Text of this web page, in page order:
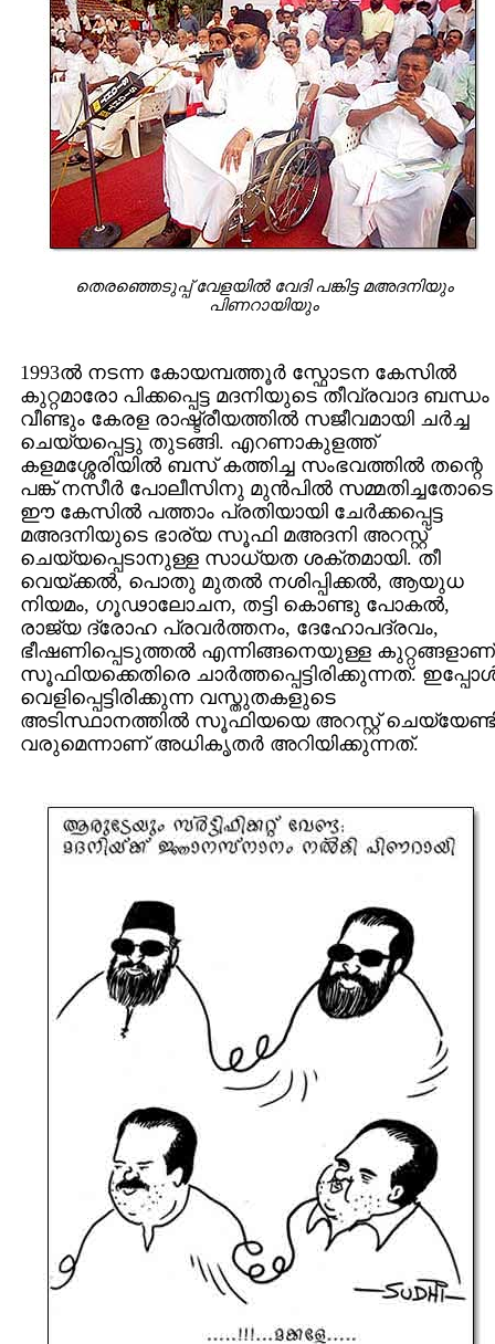
തെരഞ്ഞെടുപ്പ് വേളയില്‍ വേദി പങ്കിട്ട മ‌അദനിയും
പിണറായിയും
1993ല്‍ നടന്ന കോയമ്പത്തൂര്‍ സ്ഫോടന കേസില്‍
കുറ്റമാരോ പിക്കപ്പെട്ട മദനിയുടെ തീവ്രവാദ ബന്ധം
വീണ്ടും കേരള രാഷ്ട്രീയത്തില്‍ സജീവമായി ചര്‍ച്ച
ചെയ്യപ്പെട്ടു തുടങ്ങി. എറണാകുളത്ത്
കളമശ്ശേരിയില്‍ ബസ് കത്തിച്ച സംഭവത്തില്‍ തന്റെ
പങ്ക് നസീര്‍ പോലീസിനു മുന്‍പില്‍ സമ്മതിച്ചതോടെ
ഈ കേസില്‍ പത്താം പ്രതിയായി ചേര്‍ക്കപ്പെട്ട
മ‌അദനിയുടെ ഭാര്യ സൂഫി മ‌അദനി അറസ്റ്റ്
ചെയ്യപ്പെടാനുള്ള സാധ്യത ശക്തമായി. തീ
വെയ്ക്കല്‍, പൊതു മുതല്‍ നശിപ്പിക്കല്‍, ആയുധ
നിയമം, ഗൂഢാലോചന, തട്ടി കൊണ്ടു പോകല്‍,
രാജ്യ ദ്രോഹ പ്രവര്‍ത്തനം, ദേഹോപദ്രവം,
ഭീഷണിപ്പെടുത്തല്‍ എന്നിങ്ങനെയുള്ള കുറ്റങ്ങളാണ്
സൂഫിയക്കെതിരെ ചാര്‍ത്തപ്പെട്ടിരിക്കുന്നത്.
വെളിപ്പെട്ടിരിക്കുന്ന വസ്തുതകളുടെ
അടിസ്ഥാനത്തില്‍ സൂഫിയയെ അറസ്റ്റ്
വരുമെന്നാണ് അധികൃതര്‍ അറിയിക്കുന്നത്.